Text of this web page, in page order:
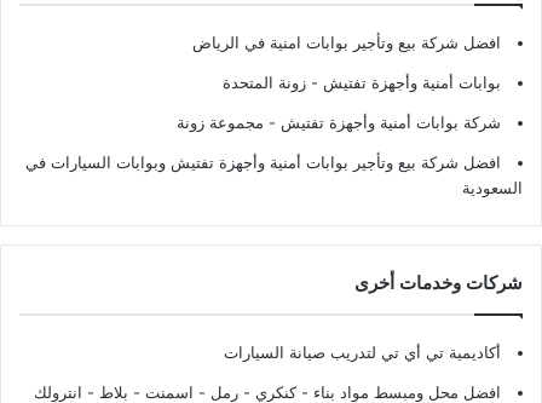
افضل شركة بيع وتأجير بوابات امنية في الرياض
بوابات أمنية وأجهزة تفتيش - زونة المتحدة
شركة بوابات أمنية وأجهزة تفتيش - مجموعة زونة
افضل شركة بيع وتأجير بوابات أمنية وأجهزة تفتيش وبوابات السيارات في
السعودية
شركات وخدمات أخرى
أكاديمية تي أي تي لتدريب صيانة السيارات
افضل محل ومبسط مواد بناء - كنكري - رمل - اسمنت - بلاط - انترولك